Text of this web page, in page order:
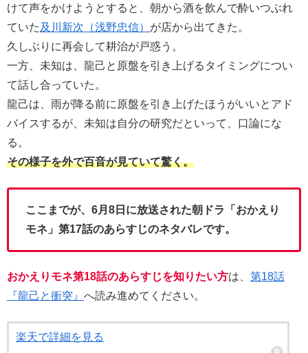
けて声をかけようとすると、朝から酒を飲んで酔いつぶれ
ていた及川新次（浅野忠信） が店から出てきた。
久しぶりに再会して耕治が戸惑う。
一方、未知は、龍己と原盤を引き上げるタイミングについ
て話し合っていた。
龍己は、雨が降る前に原盤を引き上げたほうがいいとアド
バイスするが、未知は自分の研究だといって、口論にな
る。
その様子を外で百音が見ていて驚く。
ここまでが、6月8日に放送された朝ドラ「おかえり
モネ」第17話のあらすじのネタバレです。
おかえりモネ第18話のあらすじを知りたい方は、 第18話
『龍己と衝突』 へ読み進めてください。
楽天で詳細を見る